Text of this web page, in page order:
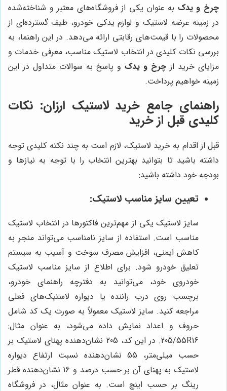
چرخ و یدک به عنوان یکی از فروشگاه‌های معتبر و شناخته‌شده
در زمینه عرضه لاستیک و لوازم یدکی خودرو، طیف گسترده‌ای از
محصولات را با قیمت‌های رقابتی ارائه می‌دهد. در این راهنما، به
بررسی نکات کلیدی در انتخاب لاستیک مناسب، معرفی خدمات و
مزایای خرید از چرخ و یدک و پاسخ به سوالات متداول در این
زمینه خواهیم پرداخت.
راهنمای جامع خرید لاستیک ارزان: نکات
کلیدی قبل از خرید
قبل از اقدام به خرید لاستیک، لازم است به چند نکته کلیدی توجه
داشته باشید تا بتوانید بهترین انتخاب را با توجه به نیازها و
بودجه خود داشته باشید:
تعیین سایز مناسب لاستیک:
سایز لاستیک یکی از مهم‌ترین فاکتورها در انتخاب لاستیک
مناسب است. استفاده از سایز نامناسب می‌تواند منجر به
کاهش ایمنی، افزایش مصرف سوخت و آسیب به سیستم
تعلیق خودرو شود. برای اطلاع از سایز مناسب لاستیک
خودروی خود، می‌توانید به دفترچه راهنمای خودرو،
برچسب روی درب راننده یا دیواره لاستیک‌های فعلی
مراجعه کنید. سایز لاستیک معمولاً به صورت یک کد شامل
حروف و اعداد نمایش داده می‌شود، به عنوان مثال:
205/55R16. در این کد، 205 نشان‌دهنده پهنای لاستیک بر
حسب میلی‌متر، 55 نشان‌دهنده نسبت ارتفاع دیواره
لاستیک به پهنای آن بر حسب درصد و 16 نشان‌دهنده قطر
رینگ بر حسب اینچ است. به عنوان مثال، در فروشگاه